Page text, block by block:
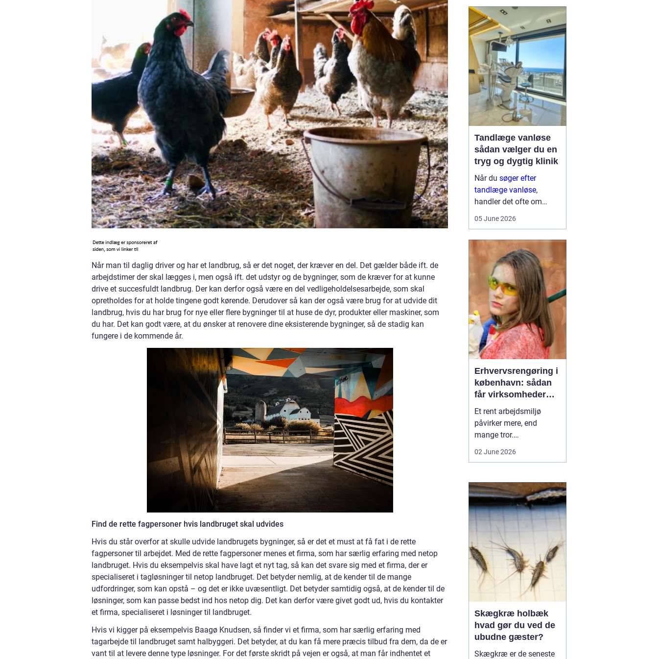
Når man til daglig driver og har et landbrug, så er det noget, der kræver en del. Det gælder både ift. de
arbejdstimer der skal lægges i, men også ift. det udstyr og de bygninger, som de kræver for at kunne
drive et succesfuldt landbrug. Der kan derfor også være en del vedligeholdelsesarbejde, som skal
opretholdes for at holde tingene godt kørende. Derudover så kan der også være brug for at udvide dit
landbrug, hvis du har brug for nye eller flere bygninger til at huse de dyr, produkter eller maskiner, som
du har. Det kan godt være, at du ønsker at renovere dine eksisterende bygninger, så de stadig kan
fungere i de kommende år.
Find de rette fagpersoner hvis landbruget skal udvides
Hvis du står overfor at skulle udvide landbrugets bygninger, så er det et must at få fat i de rette
fagpersoner til arbejdet. Med de rette fagpersoner menes et firma, som har særlig erfaring med netop
landbruget. Hvis du eksempelvis skal have lagt et nyt tag, så kan det svare sig med et firma, der er
specialiseret i tagløsninger til netop landbruget. Det betyder nemlig, at de kender til de mange
udfordringer, som kan opstå – og det er ikke uvæsentligt. Det betyder samtidig også, at de kender til de
løsninger, som kan passe bedst ind hos netop dig. Det kan derfor være givet godt ud, hvis du kontakter
et firma, specialiseret i løsninger til landbruget.
Hvis vi kigger på eksempelvis Baagø Knudsen, så finder vi et firma, som har særlig erfaring med
tagarbejde til landbruget samt halbyggeri. Det betyder, at du kan få mere præcis tilbud fra dem, da de er
vant til at levere denne type løsninger. For det første skridt på vejen er også, at man får indhentet et
er i hverdagen. I Faxe og
omegn spiller de lokale
VVS-installatører en
central rolle for både
boligejere og virks...
Tandlæge vanløse
sådan vælger du en
tryg og dygtig klinik
Når du søger efter
tandlæge vanløse,
handler det ofte om
du kan føle dig tryg, blive
taget alvorligt og få
grundig behandling ...
05 June 2026
Erhvervsrengøring i
københavn: sådan
får virksomheder
mere ud af
hverdagen
Et rent arbejdsmiljø
påvirker mere, end
mange tror.
virksomhedens
omdømme hænger tæt
sammen med, hvordan
kontorer, fællesarealer
og ejendomme bliver
holdt. Når vi taler om
erhvervsrengøring købe...
02 June 2026
Skægkræ holbæk
hvad gør du ved de
ubudne gæster?
Skægkræ er de seneste